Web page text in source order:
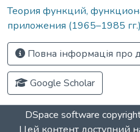
Теория функций,
приложения (1965–1985 гг.)
Повна інформація про
Google Scholar
DSpace software